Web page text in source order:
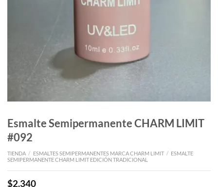
Esmalte Semipermanente CHARM LIMIT
#092
TIENDA / ESMALTES SEMIPERMANENTES MARCA CHARM LIMIT / ESMALTE
SEMIPERMANENTE CHARM LIMIT EDICIÓN TRADICIONAL
$2.340